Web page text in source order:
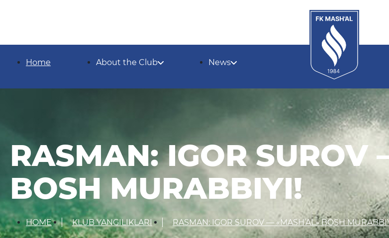
Home About the Club News
RASMAN: IGOR SUROV
BOSH MURABBIYI!
HOME KLUB YANGILIKLARI RASMAN: IGOR SUROV — «MASH’AL» BOSH